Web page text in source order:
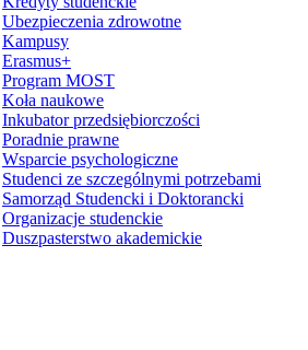
Ubezpieczenia zdrowotne
Kampusy
Erasmus+
Program MOST
Koła naukowe
Inkubator przedsiębiorczości
Poradnie prawne
Wsparcie psychologiczne
Studenci ze szczególnymi potrzebami
Samorząd Studencki i Doktorancki
Organizacje studenckie
Duszpasterstwo akademickie